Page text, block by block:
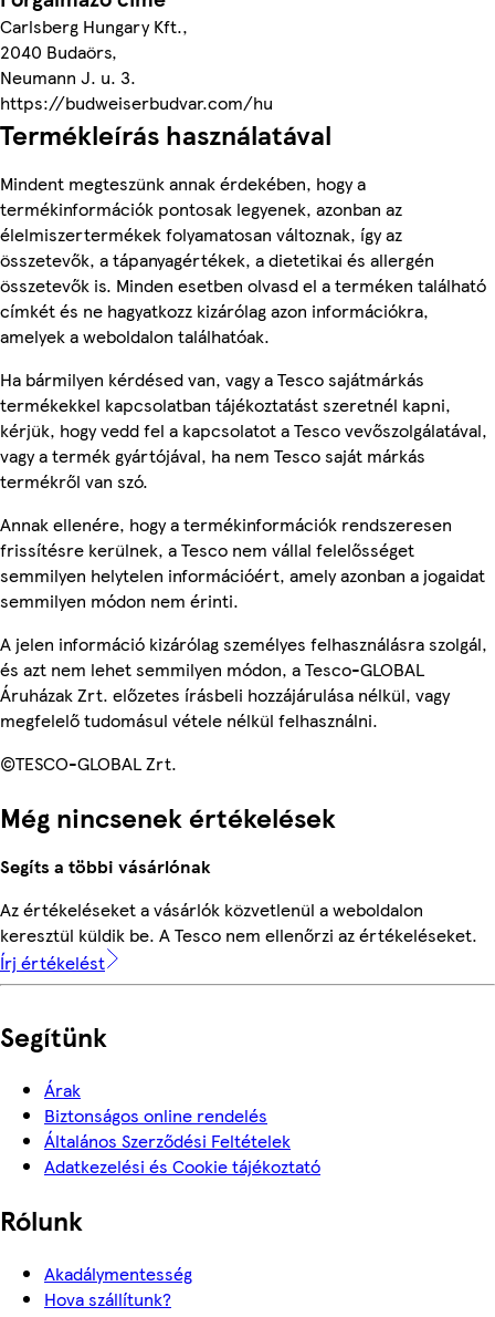
Carlsberg Hungary Kft.,
2040 Budaörs,
Neumann J. u. 3.
https://budweiserbudvar.com/hu
Termékleírás használatával
Mindent megteszünk annak érdekében, hogy a
termékinformációk pontosak legyenek, azonban az
élelmiszertermékek folyamatosan változnak, így az
összetevők, a tápanyagértékek, a dietetikai és allergén
összetevők is. Minden esetben olvasd el a terméken található
címkét és ne hagyatkozz kizárólag azon információkra,
amelyek a weboldalon találhatóak.
Ha bármilyen kérdésed van, vagy a Tesco sajátmárkás
termékekkel kapcsolatban tájékoztatást szeretnél kapni,
kérjük, hogy vedd fel a kapcsolatot a Tesco vevőszolgálatával,
vagy a termék gyártójával, ha nem Tesco saját márkás
termékről van szó.
Annak ellenére, hogy a termékinformációk rendszeresen
frissítésre kerülnek, a Tesco nem vállal felelősséget
semmilyen helytelen információért, amely azonban a jogaidat
semmilyen módon nem érinti.
A jelen információ kizárólag személyes felhasználásra szolgál,
és azt nem lehet semmilyen módon, a Tesco-GLOBAL
Áruházak Zrt. előzetes írásbeli hozzájárulása nélkül, vagy
megfelelő tudomásul vétele nélkül felhasználni.
©TESCO-GLOBAL Zrt.
Még nincsenek értékelések
Segíts a többi vásárlónak
Az értékeléseket a vásárlók közvetlenül a weboldalon
keresztül küldik be. A Tesco nem ellenőrzi az értékeléseket.
Írj értékelést
Segítünk
Árak
Biztonságos online rendelés
Általános Szerződési Feltételek
Adatkezelési és Cookie tájékoztató
Rólunk
Akadálymentesség
Hova szállítunk?